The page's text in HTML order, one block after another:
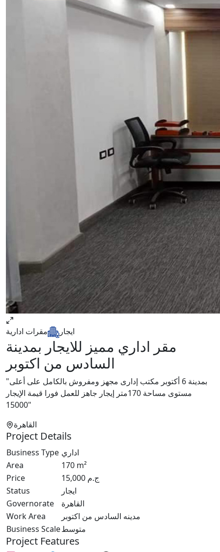
ايجار مقرات ادارية
مقر اداري مميز للايجار بمدينة
السادس من اكتوبر
"بمدينة 6 أكتوبر مكتب إدارى مجهز ومفروش بالكامل على أعلى
مستوى مساحة 170متر إيجار جاهز للعمل فورا قيمة الإيجار
15000"
القاهرة
Project Details
Business Type اداري
Area
170 m²
Price
15,000 ج.م
Status
ايجار
Governorate
القاهرة
Work Area
مدينه السادس من اكتوبر
Business Scaleمتوسط
Project Features